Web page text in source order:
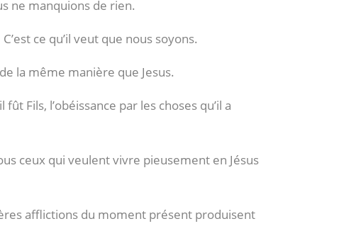
ne manquions de rien.
ce qu’il veut que nous soyons.
la même manière que Jesus.
fût Fils, l’obéissance par les choses qu’il a
ceux qui veulent vivre pieusement en Jésus
afflictions du moment présent produisent